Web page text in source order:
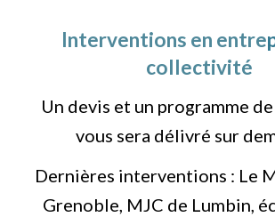
Interventions en entre
collectivité
Un devis et un programme
vous sera délivré sur
Dernières interventions : Le
Grenoble, MJC de Lumbin,